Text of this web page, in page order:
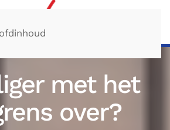
met het
over?